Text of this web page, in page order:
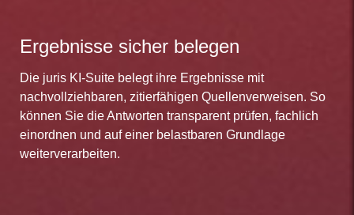
Ergebnisse sicher belegen
Die juris KI-Suite belegt ihre Ergebnisse mit
nachvollziehbaren, zitierfähigen Quellenverweisen. So
können Sie die Antworten transparent prüfen, fachlich
einordnen und auf einer belastbaren Grundlage
weiterverarbeiten.